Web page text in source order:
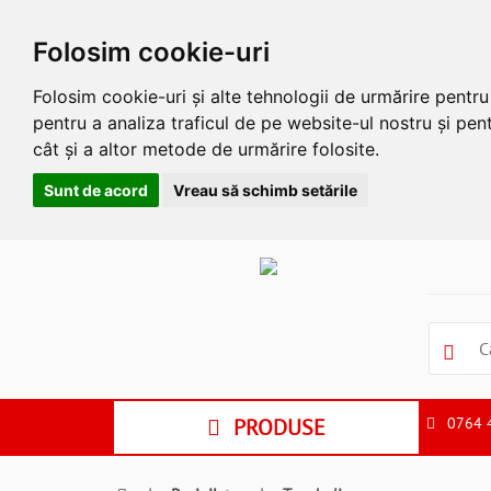
Folosim cookie-uri
Folosim cookie-uri și alte tehnologii de urmărire
pentru a analiza traficul de pe website-ul nostru și
cât și a altor metode de urmărire folosite.
Sunt de acord Vreau să schimb setările
a
PRODUSE 0764